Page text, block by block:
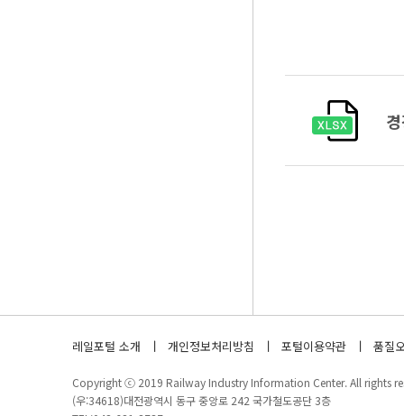
레일포털 소개 개인정보처리방침 포털이용약관 품질
Copyright ⓒ 2019 Railway Industry Information Center. All rights
(우:34618)대전광역시 동구 중앙로 242 국가철도공단 3층